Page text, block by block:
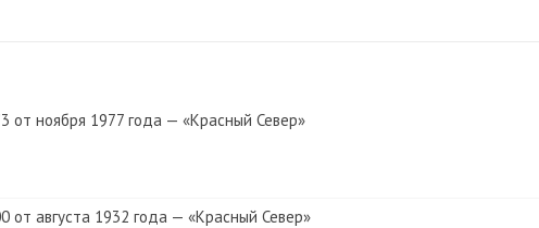
от ноября 1977 года — «Красный Север»
от августа 1932 года — «Красный Север»